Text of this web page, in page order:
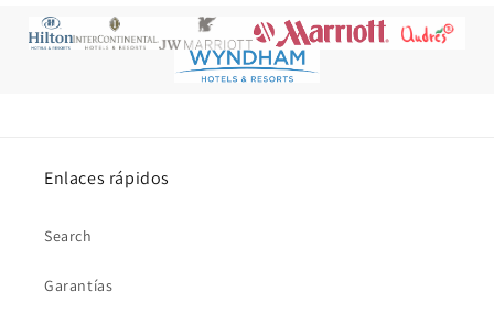
Enlaces rápidos
Search
Garantías